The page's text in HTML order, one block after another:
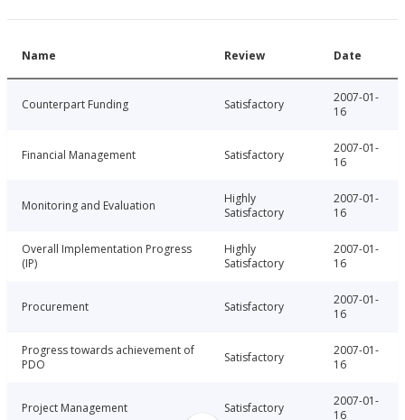
Name Review Date
Counterpart Funding Satisfactory
2007-01-
16
Financial Management Satisfactory
2007-01-
16
Monitoring and Evaluation
Highly
Satisfactory
2007-01-
16
Overall Implementation Progress
(IP)
Highly
Satisfactory
2007-01-
16
Procurement Satisfactory
2007-01-
16
Progress towards achievement of
PDO
Satisfactory
2007-01-
16
Project Management Satisfactory
2007-01-
16